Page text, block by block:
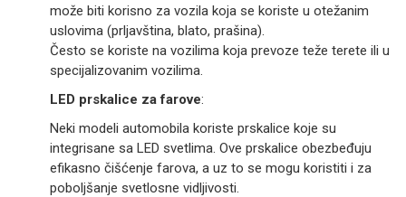
može biti korisno za vozila koja se koriste u otežanim
uslovima (prljavština, blato, prašina).
Često se koriste na vozilima koja prevoze teže terete ili u
specijalizovanim vozilima.
LED prskalice za farove:
Neki modeli automobila koriste prskalice koje su
integrisane sa LED svetlima. Ove prskalice obezbeđuju
efikasno čišćenje farova, a uz to se mogu koristiti i za
poboljšanje svetlosne vidljivosti.